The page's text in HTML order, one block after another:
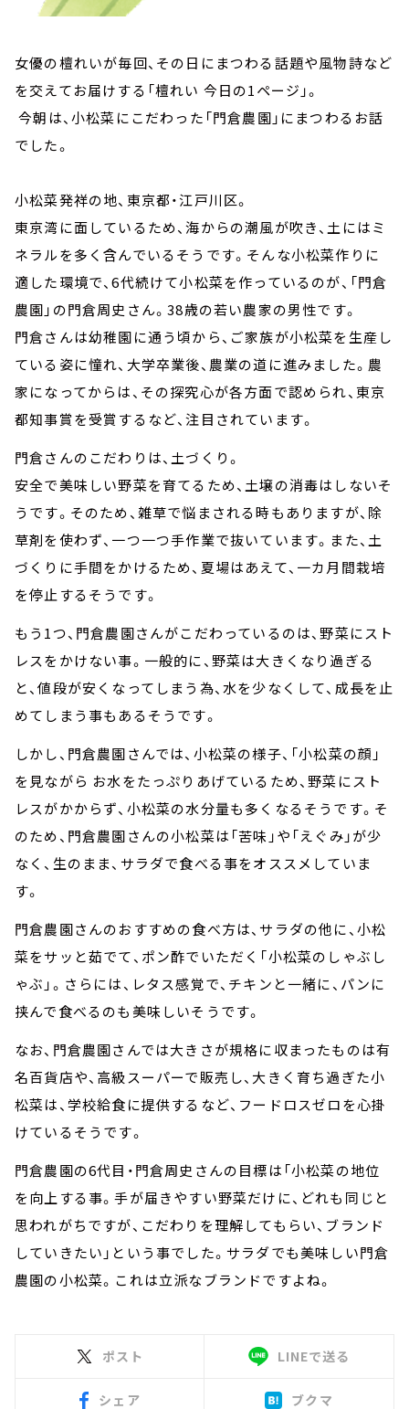
女優の檀れいが毎回、その日にまつわる話題や風物詩など
を交えてお届けする「檀れい 今日の1ページ」。
今朝は、小松菜にこだわった「門倉農園」にまつわるお話
でした。
小松菜発祥の地、東京都・江戸川区。
東京湾に面しているため、海からの潮風が吹き、土にはミ
ネラルを多く含んでいるそうです。そんな小松菜作りに
適した環境で、6代続けて小松菜を作っているのが、「門倉
農園」の門倉周史さん。38歳の若い農家の男性です。
門倉さんは幼稚園に通う頃から、ご家族が小松菜を生産し
ている姿に憧れ、大学卒業後、農業の道に進みました。農
家になってからは、その探究心が各方面で認められ、東京
都知事賞を受賞するなど、注目されています。
門倉さんのこだわりは、土づくり。
安全で美味しい野菜を育てるため、土壌の消毒はしないそ
うです。そのため、雑草で悩まされる時もありますが、除
草剤を使わず、一つ一つ手作業で抜いています。また、土
づくりに手間をかけるため、夏場はあえて、一カ月間栽培
を停止するそうです。
もう1つ、門倉農園さんがこだわっているのは、野菜にスト
レスをかけない事。一般的に、野菜は大きくなり過ぎる
と、値段が安くなってしまう為、水を少なくして、成長を止
めてしまう事もあるそうです。
しかし、門倉農園さんでは、小松菜の様子、「小松菜の顔」
を見ながら お水をたっぷりあげているため、野菜にスト
レスがかからず、小松菜の水分量も多くなるそうです。そ
のため、門倉農園さんの小松菜は「苦味」や「えぐみ」が少
なく、生のまま、サラダで食べる事をオススメしていま
す。
門倉農園さんのおすすめの食べ方は、サラダの他に、小松
菜をサッと茹でて、ポン酢でいただく「小松菜のしゃぶし
ゃぶ」。さらには、レタス感覚で、チキンと一緒に、パンに
挟んで食べるのも美味しいそうです。
なお、門倉農園さんでは大きさが規格に収まったものは有
名百貨店や、高級スーパーで販売し、大きく育ち過ぎた小
松菜は、学校給食に提供するなど、フードロスゼロを心掛
けているそうです。
門倉農園の6代目・門倉周史さんの目標は「小松菜の地位
を向上する事。手が届きやすい野菜だけに、どれも同じと
思われがちですが、こだわりを理解してもらい、ブランド
していきたい」という事でした。サラダでも美味しい門倉
農園の小松菜。これは立派なブランドですよね。
ポスト LINEで送る
シェア ブクマ